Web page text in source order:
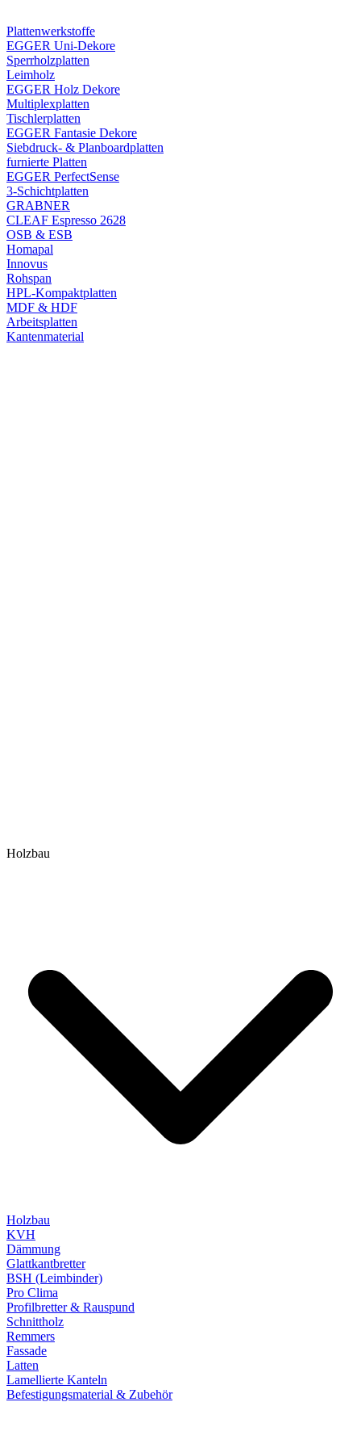
Plattenwerkstoffe
EGGER Uni-Dekore
Sperrholzplatten
Leimholz
EGGER Holz Dekore
Multiplexplatten
Tischlerplatten
EGGER Fantasie Dekore
Siebdruck- & Planboardplatten
furnierte Platten
EGGER PerfectSense
3-Schichtplatten
GRABNER
CLEAF Espresso 2628
OSB & ESB
Homapal
Innovus
Rohspan
HPL-Kompaktplatten
MDF & HDF
Arbeitsplatten
Kantenmaterial
Holzbau
Holzbau
KVH
Dämmung
Glattkantbretter
BSH (Leimbinder)
Pro Clima
Profilbretter & Rauspund
Schnittholz
Remmers
Fassade
Latten
Lamellierte Kanteln
Befestigungsmaterial & Zubehör